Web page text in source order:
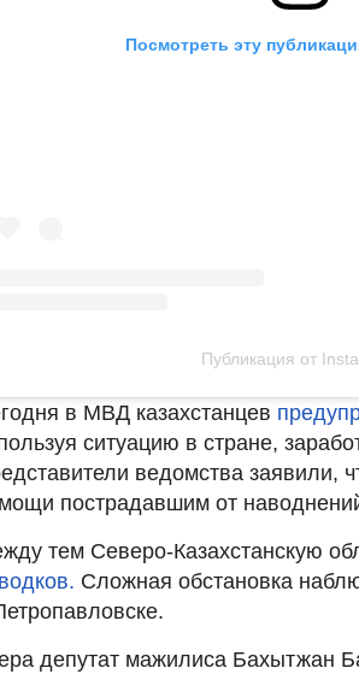
Посмотреть эту
Публикация от
в МВД казахстанцев
ситуацию в стране,
ведомства заявили,
пострадавшим от
тем Северо-Казахстанскую
Сложная обстановка
депутат мажилиса Бахытжан